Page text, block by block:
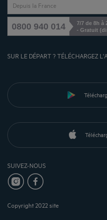
Depuis la France
0800 940 014
7/7 de 8h à
- Gratuit
SUR LE DÉPART ? TÉLÉCHARGEZ
SUIVEZ-NOUS
Copyright 2022 site